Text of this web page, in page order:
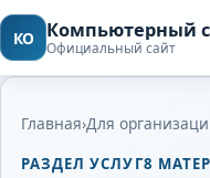
КО Официальный сайт
Главная›Для
РАЗДЕЛ УСЛУГ8